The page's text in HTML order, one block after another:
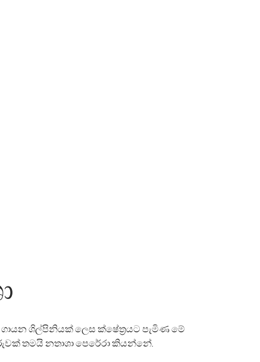
ශිල්පිනියක් ලෙස ක්ෂේත්‍රයට පැමිණ මේ
තමයි නතාශා පෙරේරා කියන්නේ.